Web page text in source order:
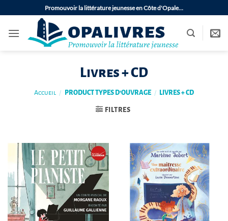
au
contenu
Promouvoir la littérature jeunesse en Côte d'Opale…
Livres + CD
Accueil / PRODUCT TYPES D'OUVRAGE / LIVRES + CD
FILTRES